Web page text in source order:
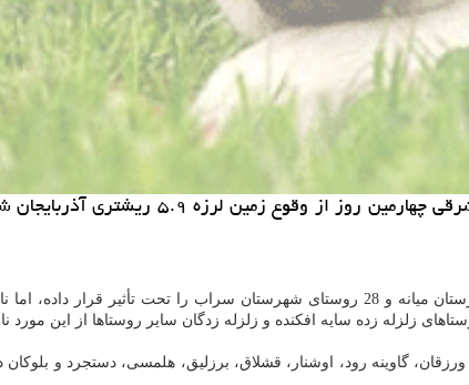
خرید و فروش حیوان خانگی: ایسنا/
با وجود اینكه این زلزله 56 روستای سه دهستان شهرستان میانه و 28 روستای
زلزله زده سایه افكنده و زلزله زدگان سایر روستاها از این مورد
گاوینه رود، اوشنار، قشلاق، برزلیق، هلمسی، دستجرد و